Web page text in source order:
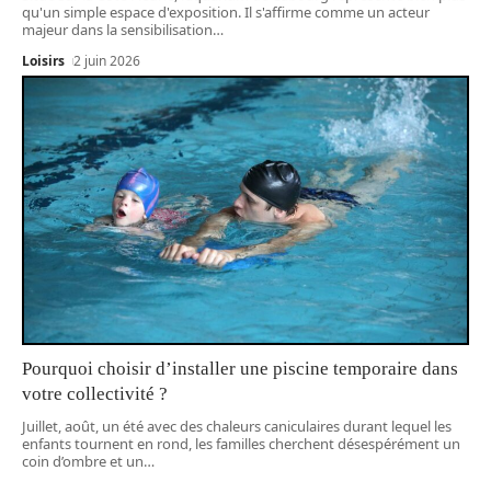
qu'un simple espace d'exposition. Il s'affirme comme un acteur
majeur dans la sensibilisation…
Loisirs 2 juin 2026
Pourquoi choisir d’installer une piscine temporaire dans
votre collectivité ?
Juillet, août, un été avec des chaleurs caniculaires durant lequel les
enfants tournent en rond, les familles cherchent désespérément un
coin d’ombre et un…